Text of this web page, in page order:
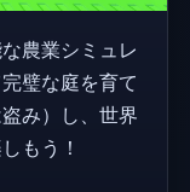
農業シミュレ
璧な庭を育て
み）し、世界
もう！